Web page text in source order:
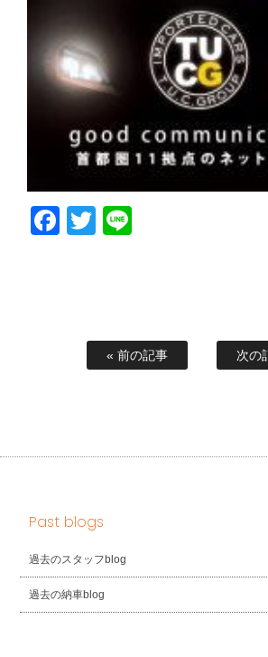
Facebook
Twitter
« 前の記事 次の
Past blogs
過去のスタッフblog
過去の納車blog